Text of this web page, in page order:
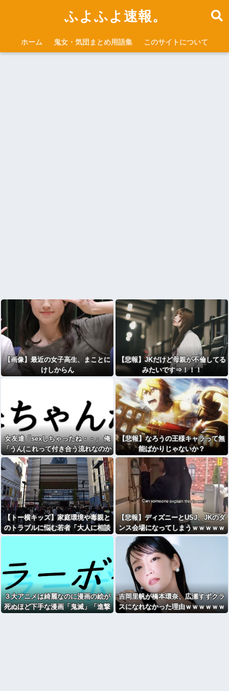
ふよふよ速報。
ホーム 鬼女・気団まとめ用語集 このサイトについて
【画像】最近の女子高生、まことに
けしからん
【悲報】JKだけど母親が不倫してる
みたいです⇒！！！
女友達「sexしちゃったね・・」 俺
「うん(これって付き合う流れなのか
な)wwww
【悲報】なろうの王様キャラって無
能ばかりじゃないか？
【トー横キッズ】家庭環境や毒親と
のトラブルに悩む若者「大人に相談
しても具体的に何もしてくれない」
【悲報】ディズニーとUSJ、JKのダ
ンス会場になってしまうｗｗｗｗｗ
３大アニメは綺麗なのに漫画の絵が
死ぬほど下手な漫画「鬼滅」「進撃
吉岡里帆が橋本環奈、広瀬すずクラ
スになれなかった理由ｗｗｗｗｗｗ